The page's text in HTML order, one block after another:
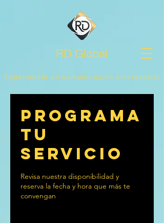
RD Global
Experiencia en comunicación empresarial
Programa
tu
servicio
Revisa nuestra disponibilidad y
reserva la fecha y hora que más te
convengan